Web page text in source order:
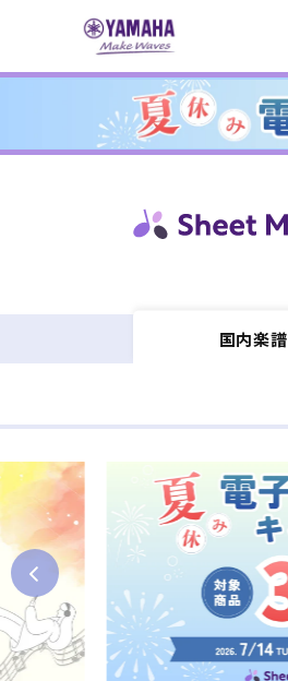
ンツに
国内楽譜